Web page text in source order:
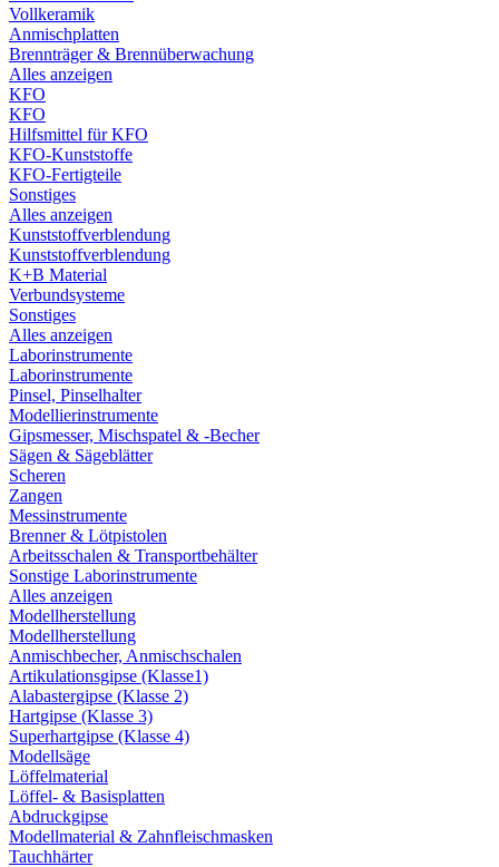
Vollkeramik
Anmischplatten
Brennträger & Brennüberwachung
Alles anzeigen
KFO
KFO
Hilfsmittel für KFO
KFO-Kunststoffe
KFO-Fertigteile
Sonstiges
Alles anzeigen
Kunststoffverblendung
Kunststoffverblendung
K+B Material
Verbundsysteme
Sonstiges
Alles anzeigen
Laborinstrumente
Laborinstrumente
Pinsel, Pinselhalter
Modellierinstrumente
Gipsmesser, Mischspatel & -Becher
Sägen & Sägeblätter
Scheren
Zangen
Messinstrumente
Brenner & Lötpistolen
Arbeitsschalen & Transportbehälter
Sonstige Laborinstrumente
Alles anzeigen
Modellherstellung
Modellherstellung
Anmischbecher, Anmischschalen
Artikulationsgipse (Klasse1)
Alabastergipse (Klasse 2)
Hartgipse (Klasse 3)
Superhartgipse (Klasse 4)
Modellsäge
Löffelmaterial
Löffel- & Basisplatten
Abdruckgipse
Modellmaterial & Zahnfleischmasken
Tauchhärter